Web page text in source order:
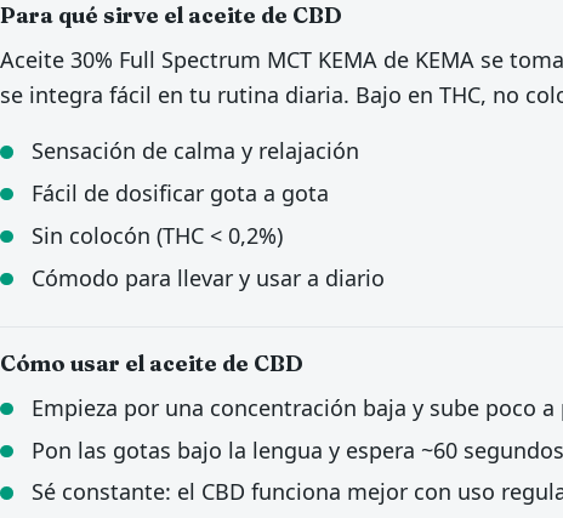
Para qué sirve el aceite de CBD
Aceite 30% Full Spectrum MCT KEMA de KEMA se
se integra fácil en tu rutina diaria. Bajo en THC, no
Sensación de calma y relajación
Fácil de dosificar gota a gota
Sin colocón (THC < 0,2%)
Cómodo para llevar y usar a diario
Cómo usar el aceite de CBD
Empieza por una concentración baja y sube poco
Pon las gotas bajo la lengua y espera ~60
Sé constante: el CBD funciona mejor con uso